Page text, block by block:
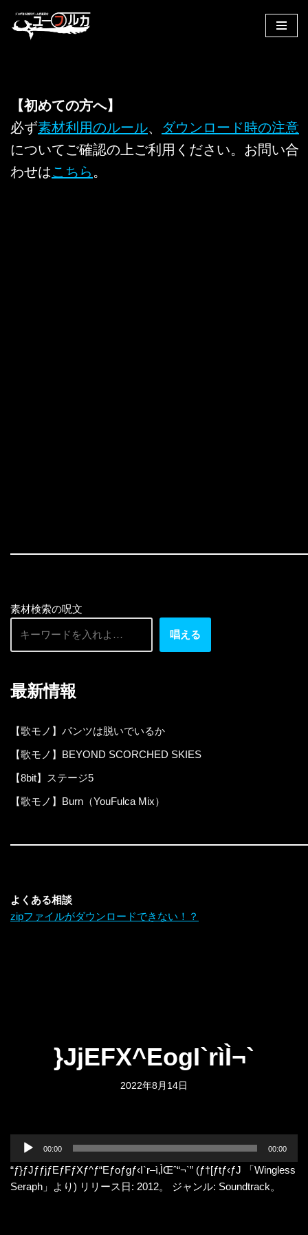
へ
ス
キ
ッ
【初めての方へ】
必ず素材利用のルール、 ダウンロード時の注意
についてご確認の上ご利用ください。お問い合
わせはこちら 。
素材検索の呪文
唱える
最新情報
【歌モノ】パンツは脱いでいるか
【歌モノ】BEYOND SCORCHED SKIES
【8bit】ステージ5
【歌モノ】Burn（YouFulca Mix）
よくある相談
zipファイルがダウンロードできない！？
}JjEFX^EogI`rìÌ¬`
2022年8月14日
プ
レ
00:00 00:00
“ƒ}ƒJƒƒjƒEƒFƒXƒ^ƒ“Eƒoƒgƒ‹I`r–ì‚ÌŒˆ“¬`” (ƒ†[ƒtƒ‹ƒJ 「Wingless
Seraph」より) リリース日: 2012。 ジャンル: Soundtrack。